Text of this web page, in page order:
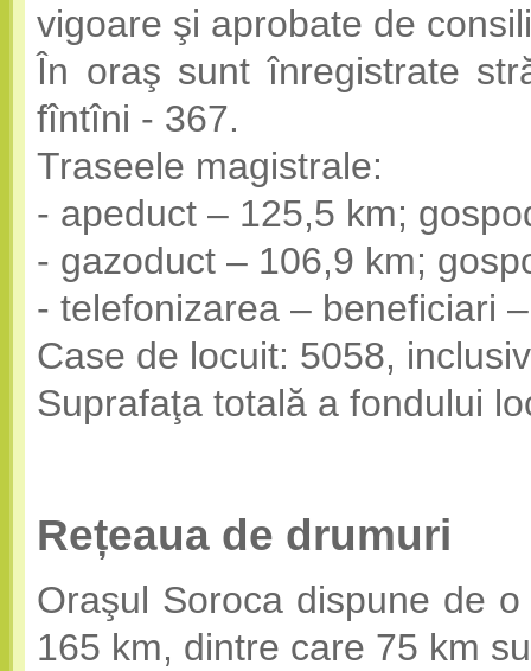
vigoare şi aprobate de
În oraş sunt înregistrate
fîntîni - 367.
Traseele magistrale:
- apeduct – 125,5 km;
- gazoduct – 106,9 km;
- telefonizarea – beneficiari
Case de locuit: 5058,
Suprafaţa totală a fondului
Rețeaua de drumuri
Oraşul Soroca dispune de
165 km, dintre care 75 km